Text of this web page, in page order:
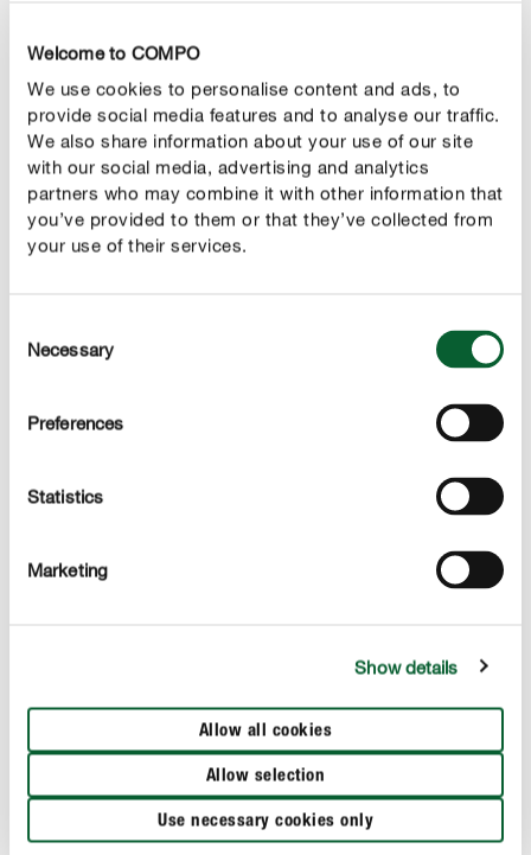
Welcome to COMPO
We use cookies to personalise content and ads, to
provide social media features and to analyse our traffic.
We also share information about your use of our site
with our social media, advertising and analytics
partners who may combine it with other information that
you’ve provided to them or that they’ve collected from
your use of their services.
Selection
Necessary
Preferences
Statistics
Marketing
Show details
Allow all cookies
Allow selection
Use necessary cookies only
výhony. Starší výhony budou v létě opět jen řídce kvést.
Řez je tedy naprosto nezbytný pro nádherný květní úbor.
V létě, v době kvetení, bude libora ráda, když jí budete
pravidelně odstraňovat odkvetlé květy, aby mohla svou
energii opět vložit do tvorby nových květů.
Odříznuté výhony v průběhu roku zdřevnatí a samy se
dobře zacelí. Abyste stromek zbytečně nepoškodili, měli
Jelikož je lantana jedovatá, měli byste uříznuté větve po
citlivou pokožkou by zároveň měli nosit rukavice, protože
Přezimování libory - bezmrazé zimoviště pro exotickou květinu
chladných měsících uchovávána v bezmrazých zimních
však může způsobit, že se rostlině vytvoří malé, světle
jemné listy opadají. Nemusíte se však obávat: liboře poté
vyrostou nové, tmavě zelené listy.
Je důležité zajistit, aby v přezimovacím umístění
nedocházelo k teplotním výkyvům, aby si libora mohla